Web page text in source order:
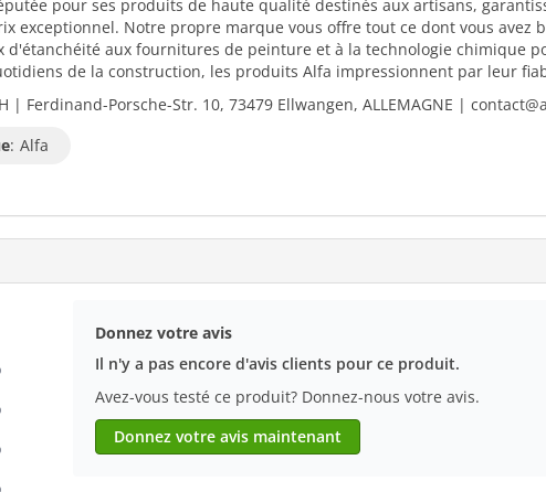
pour ses produits de haute qualité destinés aux artisans,
exceptionnel. Notre propre marque vous offre tout ce dont vous avez
d'étanchéité aux fournitures de peinture et à la technologie chimique
de la construction, les produits Alfa impressionnent par leur
| Ferdinand-Porsche-Str. 10, 73479 Ellwangen, ALLEMAGNE |
: Alfa
Donnez votre avis
Il n'y a pas encore d'avis clients pour ce produit.
Avez-vous testé ce produit? Donnez-nous votre avis.
Donnez votre avis maintenant